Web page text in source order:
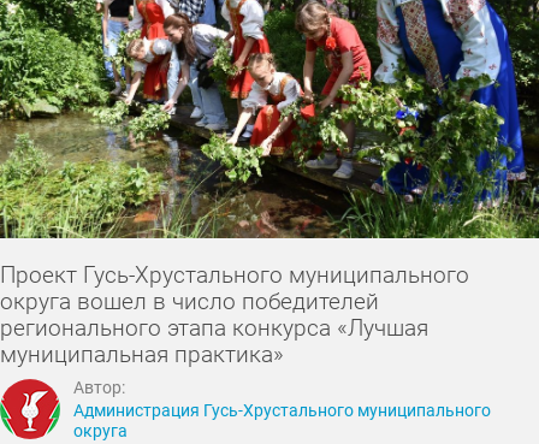
Проект Гусь-Хрустального муниципального
округа вошел в число победителей
регионального этапа конкурса «Лучшая
муниципальная практика»
Автор:
Администрация Гусь-Хрустального муниципального
округа